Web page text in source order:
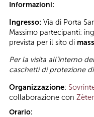
Informazioni:
Ingresso: Via di Porta
Massimo partecipanti:
prevista per il sito di
Per la visita all’interno
caschetti di protezione
Organizzazione:
collaborazione con
Orario: